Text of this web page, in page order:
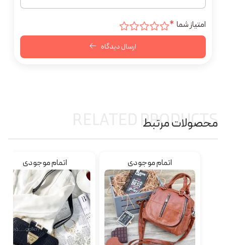
امتیاز شما *
ارسال دیدگاه
محصولات مرتبط
RELATED PRODUCTS
اتمام موجودی اتمام موجودی